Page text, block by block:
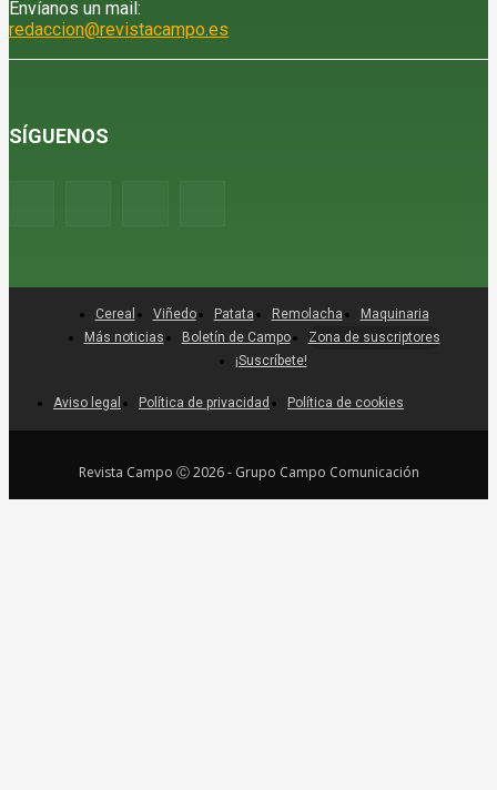
Envíanos un mail:
redaccion@revistacampo.es
SÍGUENOS
Aviso legal Política de privacidad Política de cookies
Cereal Viñedo Patata Remolacha
Maquinaria
Más noticias
Boletín de Campo
Zona de suscriptores
¡Suscríbete!
Revista Campo Ⓒ 2026 - Grupo Campo Comunicación